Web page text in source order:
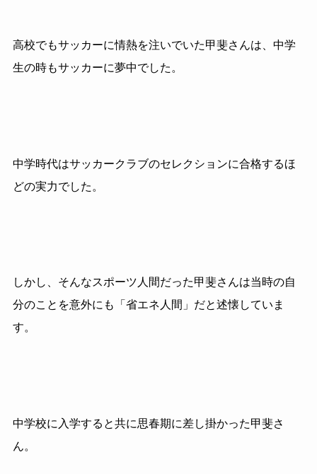
高校でもサッカーに情熱を注いでいた甲斐さんは、中学
生の時もサッカーに夢中でした。
中学時代はサッカークラブのセレクションに合格するほ
どの実力でした。
しかし、そんなスポーツ人間だった甲斐さんは当時の自
分のことを意外にも「省エネ人間」だと述懐していま
す。
中学校に入学すると共に思春期に差し掛かった甲斐さ
ん。